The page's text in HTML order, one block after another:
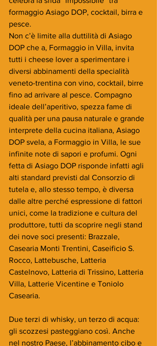
formaggio Asiago DOP, cocktail, birra e
pesce.
Non c’è limite alla duttilità di Asiago
DOP che a, Formaggio in Villa, invita
tutti i cheese lover a sperimentare i
diversi abbinamenti della specialità
veneto-trentina con vino, cocktail, birre
fino ad arrivare al pesce. Compagno
ideale dell’aperitivo, spezza fame di
qualità per una pausa naturale e grande
interprete della cucina italiana, Asiago
DOP svela, a Formaggio in Villa, le sue
infinite note di sapori e profumi. Ogni
fetta di Asiago DOP risponde infatti agli
alti standard previsti dal Consorzio di
tutela e, allo stesso tempo, è diversa
dalle altre perché espressione di fattori
unici, come la tradizione e cultura del
produttore, tutti da scoprire negli stand
dei nove soci presenti: Brazzale,
Casearia Monti Trentini, Caseificio S.
Rocco, Lattebusche, Latteria
Castelnovo, Latteria di Trissino, Latteria
Villa, Latterie Vicentine e Toniolo
Casearia.
Due terzi di whisky, un terzo di acqua:
gli scozzesi pasteggiano così. Anche
nel nostro Paese, l’abbinamento cibo e